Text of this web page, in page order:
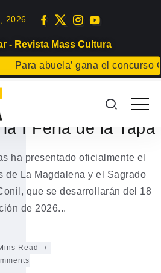
- Revista Mass Cultura
abuela’ gana el concurso
2026
fiestas de La
Sagrado Corazón
I Feria de la Tapa
ha presentado oficialmente el
de La Magdalena y el Sagrado
que se desarrollarán del 18
de 2026...
Read